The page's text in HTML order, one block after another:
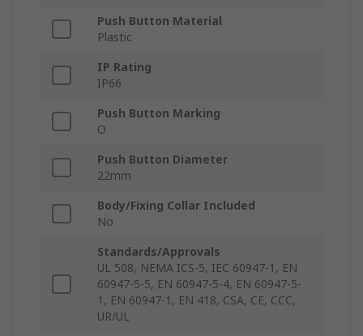
Push Button Material
Plastic
IP Rating
IP66
Push Button Marking
O
Push Button Diameter
22mm
Body/Fixing Collar Included
No
Standards/Approvals
UL 508, NEMA ICS-5, IEC 60947-1, EN
60947-5-5, EN 60947-5-4, EN 60947-5-
1, EN 60947-1, EN 418, CSA, CE, CCC,
UR/UL